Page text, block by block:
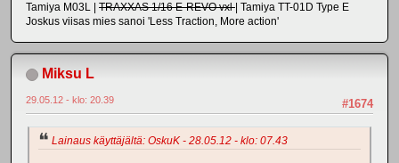
Tamiya M03L | TRAXXAS 1/16 E-REVO vxl | Tamiya TT-01D Type E
Joskus viisas mies sanoi 'Less Traction, More action'
Miksu L
#1674
29.05.12 - klo: 20.39
Lainaus käyttäjältä: OskuK - 28.05.12 - klo: 07.43